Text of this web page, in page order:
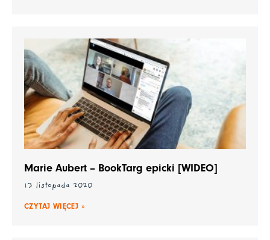
Marie Aubert – BookTarg epicki [WIDEO]
13 listopada 2020
CZYTAJ WIĘCEJ »